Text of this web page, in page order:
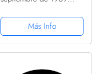
mujeres PopSockets
PopGrip Intercambiable
Más Info